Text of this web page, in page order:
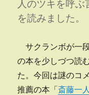
人のツキを呼
を読みました
サクランボが一
の本を少しづつ読
た。今回は謎のコ
推薦の本「斎藤一